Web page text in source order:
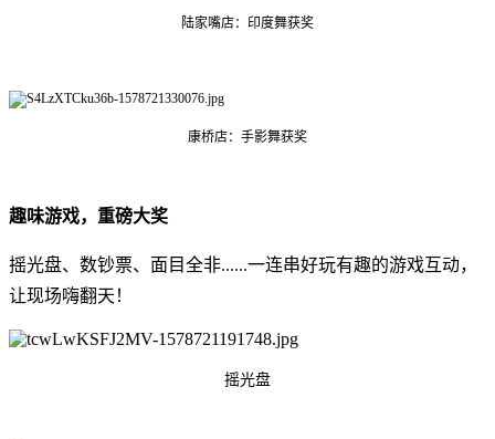
陆家嘴店：印度舞获奖
康桥店：手影舞获奖
趣味游戏，重磅大奖
摇光盘、数钞票、面目全非......一连串好玩有趣的游戏互动，
让现场嗨翻天！
摇光盘